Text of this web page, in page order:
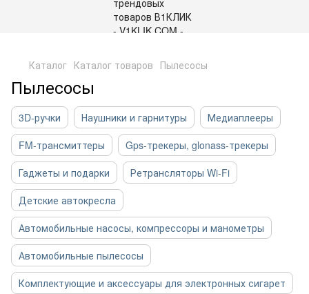
Каталог Каталог товаров Пылесосы
Пылесосы
3D-ручки Наушники и гарнитуры
Медиаплееры
FM-трансмиттеры
Gps-трекеры, glonass-трекеры
Гаджеты и подарки
Ретрансляторы Wi-Fi
Детские автокресла
Автомобильные насосы, компрессоры и манометры
Автомобильные пылесосы
Комплектующие и аксессуары для электронных сигарет